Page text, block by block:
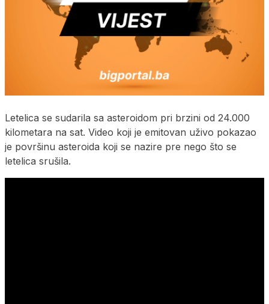
Letelica se sudarila sa asteroidom pri brzini od 24.000
kilometara na sat. Video koji je emitovan uživo pokazao
je površinu asteroida koji se nazire pre nego što se
letelica srušila.